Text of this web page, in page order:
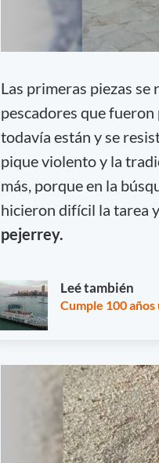
Las primeras piezas se
pescadores que
todavía están y se
pique violento y la
más, porque en la
hicieron difícil la tarea
pejerrey.
Leé también
Cumple 100 años